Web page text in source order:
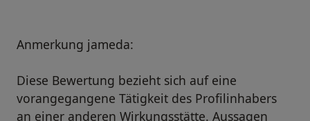
Anmerkung jameda:
Diese Bewertung bezieht sich auf eine
vorangegangene Tätigkeit des Profilinhabers
an einer anderen Wirkungsstätte. Aussagen